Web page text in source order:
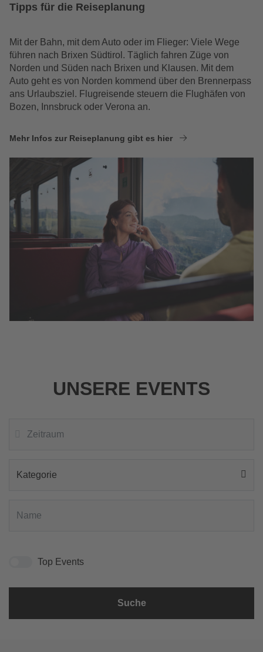
Tipps für die Reiseplanung
Mit der Bahn, mit dem Auto oder im Flieger: Viele Wege
führen nach Brixen Südtirol. Täglich fahren Züge von
Norden und Süden nach Brixen und Klausen. Mit dem
Auto geht es von Norden kommend über den Brennerpass
ans Urlaubsziel. Flugreisende steuern die Flughäfen von
Bozen, Innsbruck oder Verona an.
Mehr Infos zur Reiseplanung gibt es hier
UNSERE EVENTS
Kategorie
Top Events
Suche